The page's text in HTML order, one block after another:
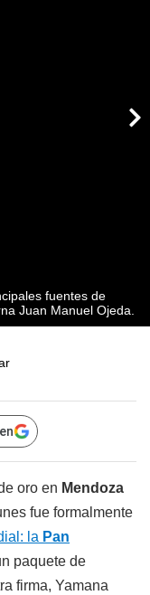
fuentes de
Juan Manuel Ojeda.
oro en Mendoza
fue formalmente
la Pan
paquete de
firma, Yamana